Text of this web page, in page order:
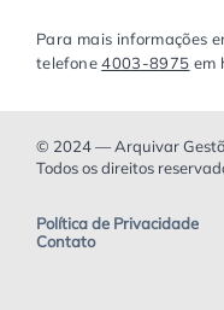
Para mais informações
telefone4003-8975 em
© 2024 — Arquivar
Todos os direitos
Política de Privacidade
Contato